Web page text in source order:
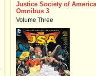
Justice Society of
Omnibus 3
Volume Three